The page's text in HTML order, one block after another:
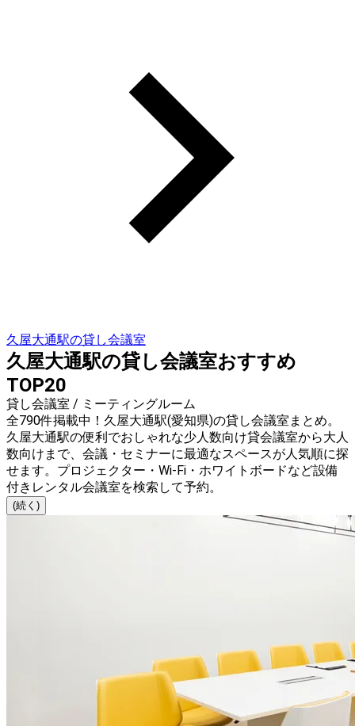
久屋大通駅の貸し会議室
久屋大通駅の貸し会議室おすすめ
TOP20
貸し会議室 / ミーティングルーム
全790件掲載中！久屋大通駅(愛知県)の貸し会議室まとめ。
久屋大通駅の便利でおしゃれな少人数向け貸会議室から大人
数向けまで、会議・セミナーに最適なスペースが人気順に探
せます。プロジェクター・Wi-Fi・ホワイトボードなど設備
付きレンタル会議室を検索して予約。
(続く)